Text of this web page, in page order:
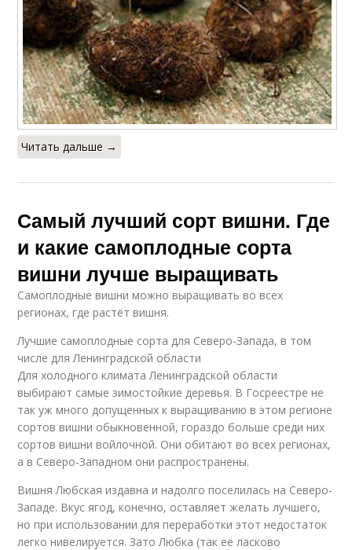
Читать дальше →
Самый лучший сорт вишни. Где
и какие самоплодные сорта
вишни лучше выращивать
Самоплодные вишни можно выращивать во всех
регионах, где растёт вишня.
Лучшие самоплодные сорта для Северо-Запада, в том
числе для Ленинградской области
Для холодного климата Ленинградской области
выбирают самые зимостойкие деревья. В Госреестре не
так уж много допущенных к выращиванию в этом регионе
сортов вишни обыкновенной, гораздо больше среди них
сортов вишни войлочной. Они обитают во всех регионах,
а в Северо-Западном они распространены.
Вишня Любская издавна и надолго поселилась на Северо-
Западе. Вкус ягод, конечно, оставляет желать лучшего,
но при использовании для переработки этот недостаток
легко нивелируется. Зато Любка (так её ласково